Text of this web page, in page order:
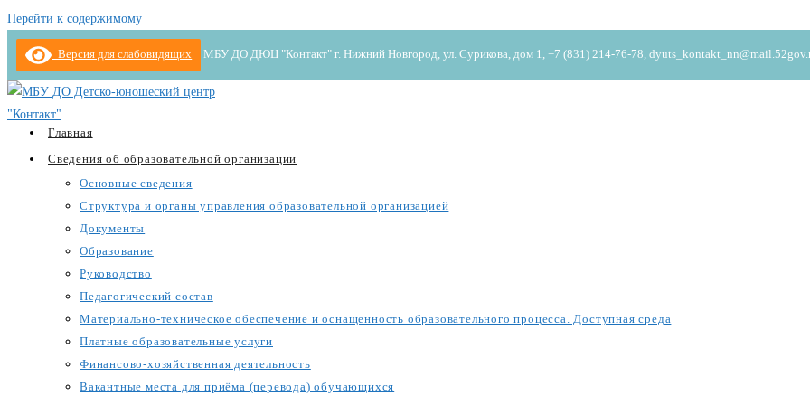
Перейти к содержимому
Версия для слабовидящих МБУ ДО ДЮЦ "Контакт" г. Нижний Новгород, ул. Сурикова, дом 1, +7 (831) 214-76-78,
Главная
Сведения об образовательной организации
Основные сведения
Структура и органы управления образовательной организацией
Документы
Образование
Руководство
Педагогический состав
Материально-техническое обеспечение и оснащенность образовательного процесса. Доступная среда
Платные образовательные услуги
Финансово-хозяйственная деятельность
Вакантные места для приёма (перевода) обучающихся